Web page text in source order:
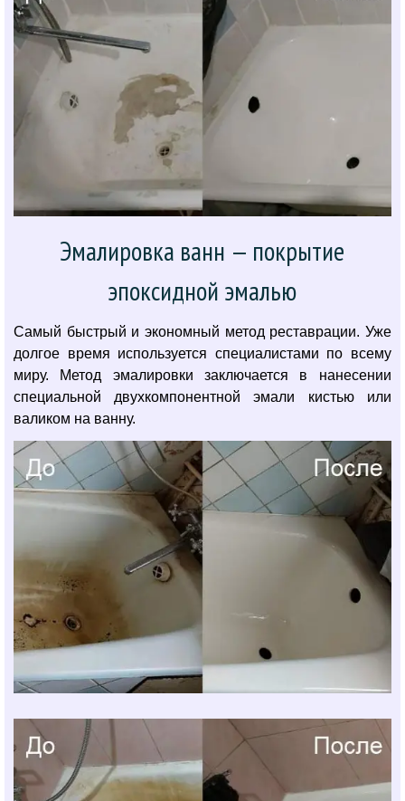
Эмалировка ванн — покрытие
эпоксидной эмалью
Самый быстрый и экономный метод реставрации. Уже
долгое время используется специалистами по всему
миру. Метод эмалировки заключается в нанесении
специальной двухкомпонентной эмали кистью или
валиком на ванну.